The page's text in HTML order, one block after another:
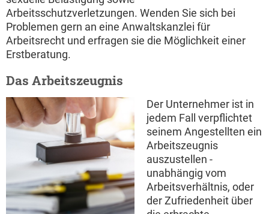
Arbeitsschutzverletzungen. Wenden Sie sich bei
Problemen gern an eine Anwaltskanzlei für
Arbeitsrecht und erfragen sie die Möglichkeit einer
Erstberatung.
Das Arbeitszeugnis
Der Unternehmer ist in
jedem Fall verpflichtet
seinem Angestellten ein
Arbeitszeugnis
auszustellen -
unabhängig vom
Arbeitsverhältnis, oder
der Zufriedenheit über